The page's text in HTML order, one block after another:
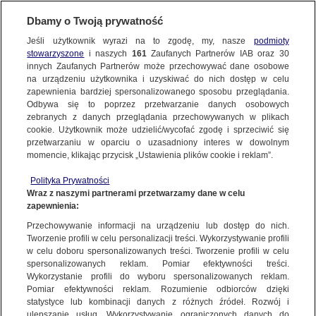
FAKTY | FAKTY PO POŁUDNIU
Robert "Killer" Jeł zginął tragicznie. Bycie pilotem było spełnieniem jego
marzeń
NAJNOWSZE
ZOBACZ FAKTY
FAKTY PO FAKTACH
FAKTY O ŚWIECIE
WIĘCEJ
KANAŁY
Dzień dobry!
Jedno konto do wszystkich usług
Dbamy o Twoją prywatność
Jeśli użytkownik wyrazi na to zgodę, my, nasze podmioty
stowarzyszone i naszych 161Zaufanych Partnerów IAB oraz 30
innych Zaufanych Partnerów może przechowywać dane osobowe
na urządzeniu użytkownika i uzyskiwać do nich dostęp w celu
zapewnienia bardziej spersonalizowanego sposobu przeglądania.
Odbywa się to poprzez przetwarzanie danych osobowych
zebranych z danych przeglądania przechowywanych w plikach
cookie. Użytkownik może udzielić/wycofać zgodę i sprzeciwić się
przetwarzaniu w oparciu o uzasadniony interes w dowolnym
momencie, klikając przycisk „Ustawienia plików cookie i reklam”.
Polityka Prywatności
Wraz z naszymi partnerami przetwarzamy dane w celu
zapewnienia:
Przechowywanie informacji na urządzeniu lub dostęp do nich.
Tworzenie profili w celu personalizacji treści. Wykorzystywanie profili
w celu doboru spersonalizowanych treści. Tworzenie profili w celu
spersonalizowanych reklam. Pomiar efektywności treści.
Wykorzystanie profili do wyboru spersonalizowanych reklam.
Pomiar efektywności reklam. Rozumienie odbiorców dzięki
statystyce lub kombinacji danych z różnych źródeł. Rozwój i